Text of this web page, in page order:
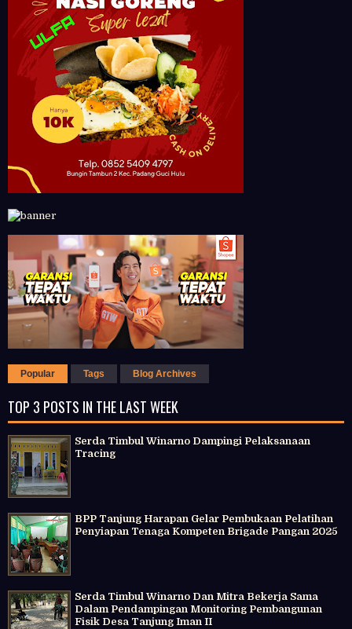
Popular Tags Blog Archives
TOP 3 POSTS IN THE LAST WEEK
Serda Timbul Winarno Dampingi Pelaksanaan
Tracing
BPP Tanjung Harapan Gelar Pembukaan Pelatihan
Penyiapan Tenaga Kompeten Brigade Pangan 2025
Serda Timbul Winarno Dan Mitra Bekerja Sama
Dalam Pendampingan Monitoring Pembangunan
Fisik Desa Tanjung Iman II